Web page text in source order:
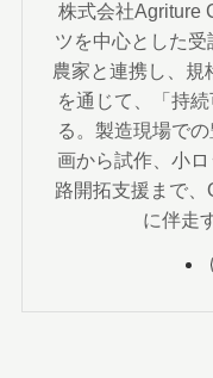
株式会社Agriture
ツを中心とした
農家と連携し、規
を通じて、「持
る。製造現場で
画から試作、小
路開拓支援まで
に伴走